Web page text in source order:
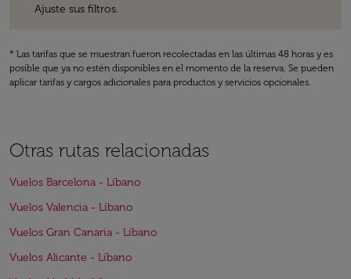
Ajuste sus filtros.
* Las tarifas que se muestran fueron recolectadas en las últimas 48 horas y es
posible que ya no estén disponibles en el momento de la reserva. Se pueden
aplicar tarifas y cargos adicionales para productos y servicios opcionales.
Otras rutas relacionadas
Vuelos Barcelona - Líbano
Vuelos Valencia - Líbano
Vuelos Gran Canaria - Líbano
Vuelos Alicante - Líbano